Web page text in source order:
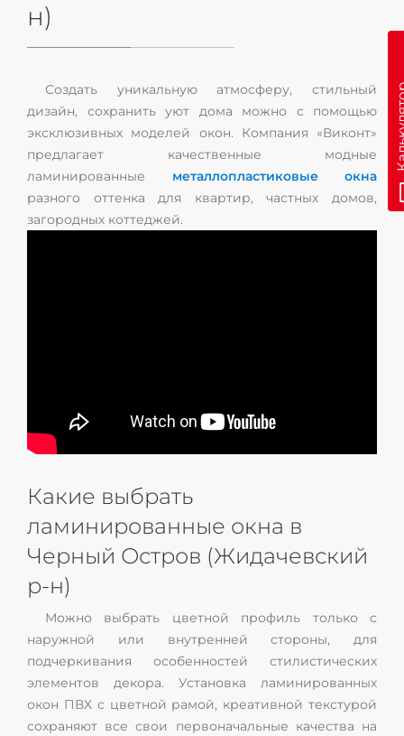
н)
Создать уникальную атмосферу, стильный
дизайн, сохранить уют дома можно с помощью
эксклюзивных моделей окон. Компания «Виконт»
предлагает качественные модные
ламинированные металлопластиковые окна
разного оттенка для квартир, частных домов,
загородных коттеджей.
Какие выбрать
ламинированные окна в
Черный Остров (Жидачевский
р-н)
Можно выбрать цветной профиль только с
наружной или внутренней стороны, для
подчеркивания особенностей стилистических
элементов декора. Установка ламинированных
окон ПВХ с цветной рамой, креативной текстурой
сохраняют все свои первоначальные качества на